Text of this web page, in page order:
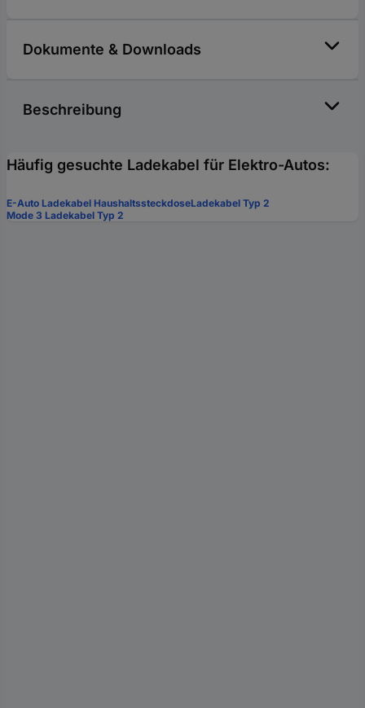
Dokumente & Downloads
Beschreibung
Häufig gesuchte Ladekabel für Elektro-Autos:
E-Auto Ladekabel HaushaltssteckdoseLadekabel Typ 2
Mode 3 Ladekabel Typ 2